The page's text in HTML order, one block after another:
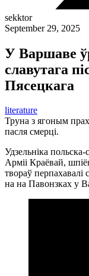
sekktor
September 29, 2025
У Варшаве
славутага
Пясецкага
literature
Труна з ягоным
пасля смерці.
Удзельніка
Арміі Краёвай,
твораў перпахавалі
на на Павонзках у